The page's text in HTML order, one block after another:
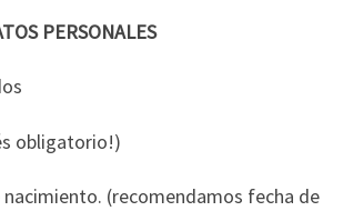
PERSONALES
obligatorio!)
nacimiento. (recomendamos fecha de